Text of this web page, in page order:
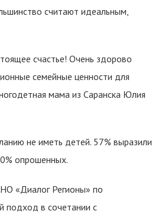
считают идеальным,
счастье! Очень здорово
семейные ценности для
мама из Саранска Юлия
не иметь детей. 57% выразили
опрошенных.
«Диалог Регионы» по
подход в сочетании с